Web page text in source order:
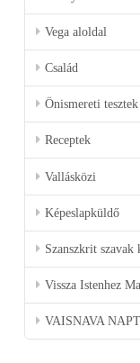
Vega aloldal
Család
Önismereti tesztek
Receptek
Vallásközi
Képeslapküldő
Szanszkrit szavak
Vissza Istenhez
VAISNAVA